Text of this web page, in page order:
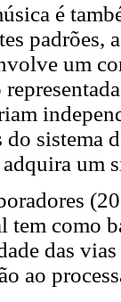
é
padrões,
um
sistema
tem como
das
ao